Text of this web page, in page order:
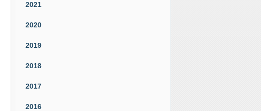
2021
2020
2019
2018
2017
2016